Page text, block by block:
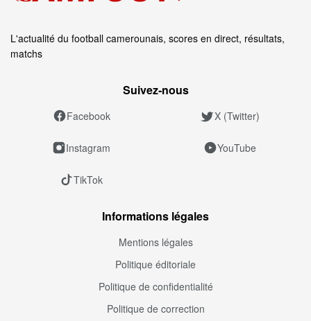
L'actualité du football camerounais, scores en direct, résultats,
matchs
Suivez‑nous
Facebook X (Twitter)
Instagram YouTube
TikTok
Informations légales
Mentions légales
Politique éditoriale
Politique de confidentialité
Politique de correction